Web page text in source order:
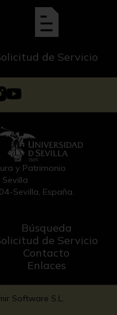
de Servicio
y Patrimonio
Sevilla, España.
Búsqueda
de Servicio
Contacto
Enlaces
Software S.L.